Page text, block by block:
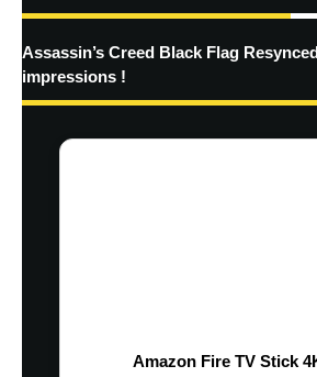
Assassin’s Creed Black Flag
impressions !
Amazon Fire TV Stick